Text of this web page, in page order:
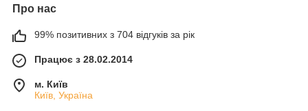
Про нас
99% позитивних з 704 відгуків за рік
Працює з 28.02.2014
м. Київ
Київ, Україна